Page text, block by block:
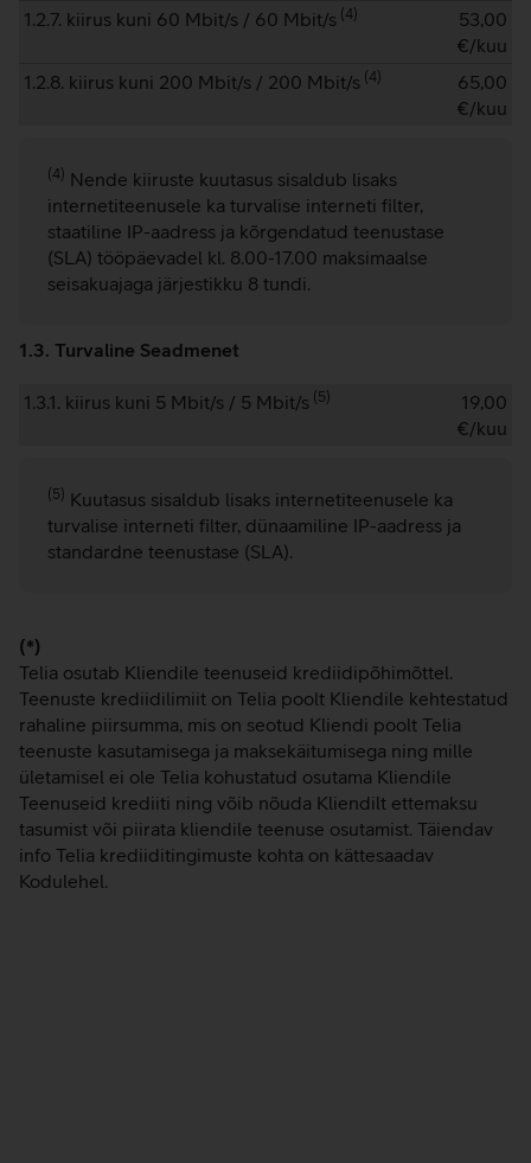
1.2.7. kiirus kuni 60 Mbit/s / 60 Mbit/s (4)
53,00
€/kuu
1.2.8. kiirus kuni 200 Mbit/s / 200 Mbit/s (4)
65,00
€/kuu
(4) Nende kiiruste kuutasus sisaldub lisaks
internetiteenusele ka turvalise interneti filter,
staatiline IP-aadress ja kõrgendatud teenustase
(SLA) tööpäevadel kl. 8.00-17.00 maksimaalse
seisakuajaga järjestikku 8 tundi.
1.3. Turvaline Seadmenet
1.3.1. kiirus kuni 5 Mbit/s / 5 Mbit/s (5)
19,00
€/kuu
(5) Kuutasus sisaldub lisaks internetiteenusele ka
turvalise interneti filter, dünaamiline IP-aadress ja
standardne teenustase (SLA).
(*)
Telia osutab Kliendile teenuseid krediidipõhimõttel.
Teenuste krediidilimiit on Telia poolt Kliendile kehtestatud
rahaline piirsumma, mis on seotud Kliendi poolt Telia
teenuste kasutamisega ja maksekäitumisega ning mille
ületamisel ei ole Telia kohustatud osutama Kliendile
Teenuseid krediiti ning võib nõuda Kliendilt ettemaksu
tasumist või piirata kliendile teenuse osutamist. Täiendav
info Telia krediiditingimuste kohta on kättesaadav
Kodulehel.